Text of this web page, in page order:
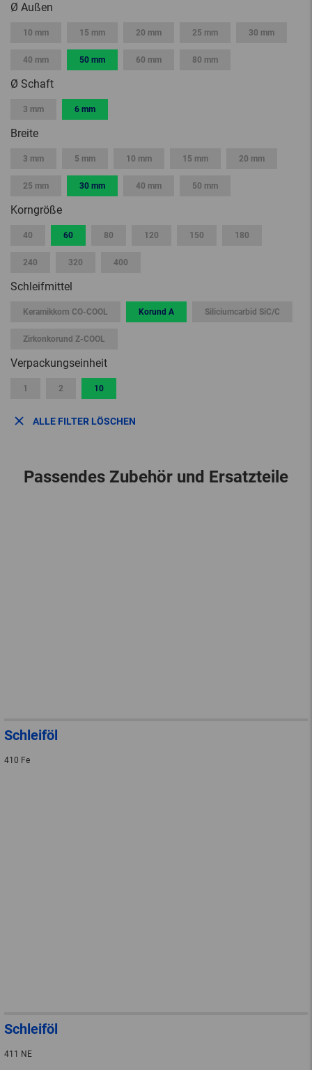
Ø Außen
10 mm 15 mm 20 mm 25 mm 30 mm
40 mm 50 mm 60 mm 80 mm
Ø Schaft
3 mm 6 mm
Breite
3 mm 5 mm 10 mm 15 mm 20 mm
25 mm 30 mm 40 mm 50 mm
Korngröße
40 60 80 120 150 180
240 320 400
Schleifmittel
Keramikkorn CO-COOL Korund A Siliciumcarbid SiC/C
Zirkonkorund Z-COOL
Verpackungseinheit
1 2 10
ALLE FILTER LÖSCHEN
Passendes Zubehör und Ersatzteile
Schleiföl
410 Fe
Schleiföl
411 NE